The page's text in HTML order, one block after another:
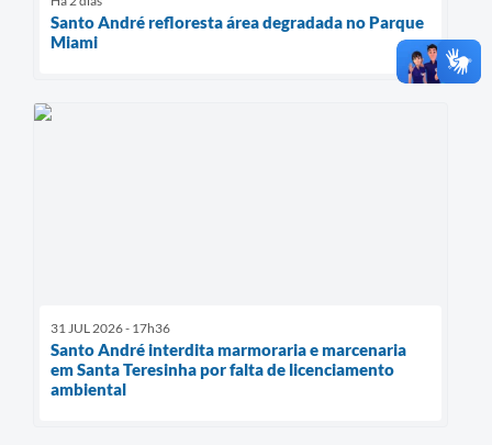
Santo André refloresta área degradada no Parque
Miami
31 JUL 2026 - 17h36
Santo André interdita marmoraria e marcenaria
em Santa Teresinha por falta de licenciamento
ambiental